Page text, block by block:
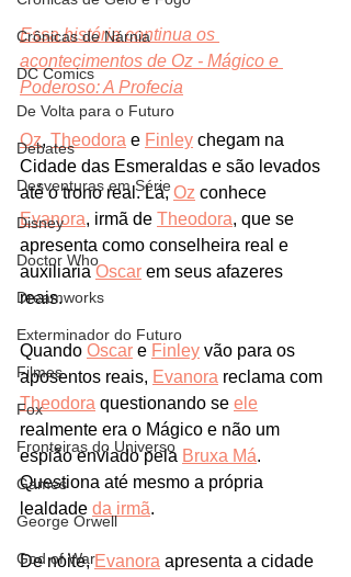
Crônicas de Nárnia
DC Comics
De Volta para o Futuro
Debates
Desventuras em Série
Disney
Doctor Who
Dreamworks
Exterminador do Futuro
Filmes
Fox
Fronteiras do Universo
Games
George Orwell
God of War
Essa história continua os
acontecimentos de Oz - Mágico e
Poderoso: A Profecia
Oz, Theodora e Finley chegam na
Cidade das Esmeraldas e são levados
até o trono real. Lá, Oz conhece
Evanora, irmã de Theodora, que se
apresenta como conselheira real e
auxiliaria Oscar em seus afazeres
reais.
Quando Oscar e Finley vão para os
aposentos reais, Evanora reclama com
Theodora questionando se ele
realmente era o Mágico e não um
espião enviado pela Bruxa Má.
Questiona até mesmo a própria
lealdade da irmã.
De noite, Evanora apresenta a cidade